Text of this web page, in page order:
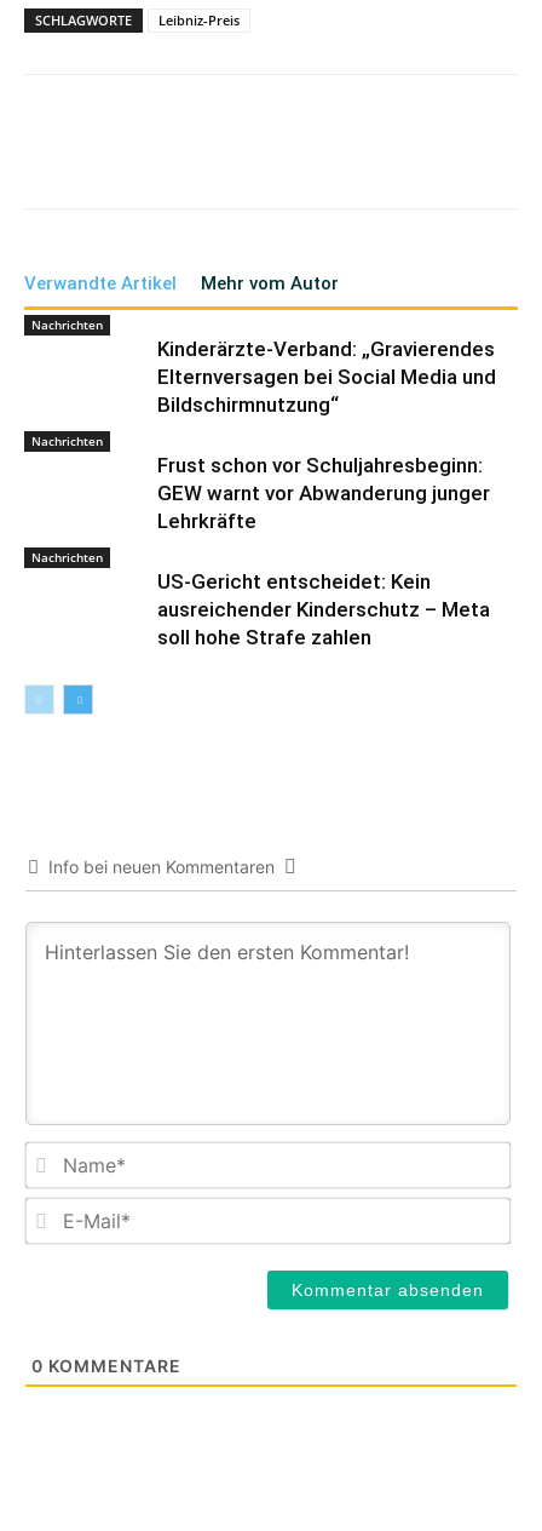
SCHLAGWORTE Leibniz-Preis
Verwandte Artikel Mehr vom Autor
Nachrichten
Kinderärzte-Verband: „Gravierendes
Elternversagen bei Social Media und
Bildschirmnutzung“
Nachrichten
Frust schon vor Schuljahresbeginn:
GEW warnt vor Abwanderung junger
Lehrkräfte
Nachrichten
US-Gericht entscheidet: Kein
ausreichender Kinderschutz – Meta
soll hohe Strafe zahlen
Info bei neuen Kommentaren
E-
0 KOMMENTARE